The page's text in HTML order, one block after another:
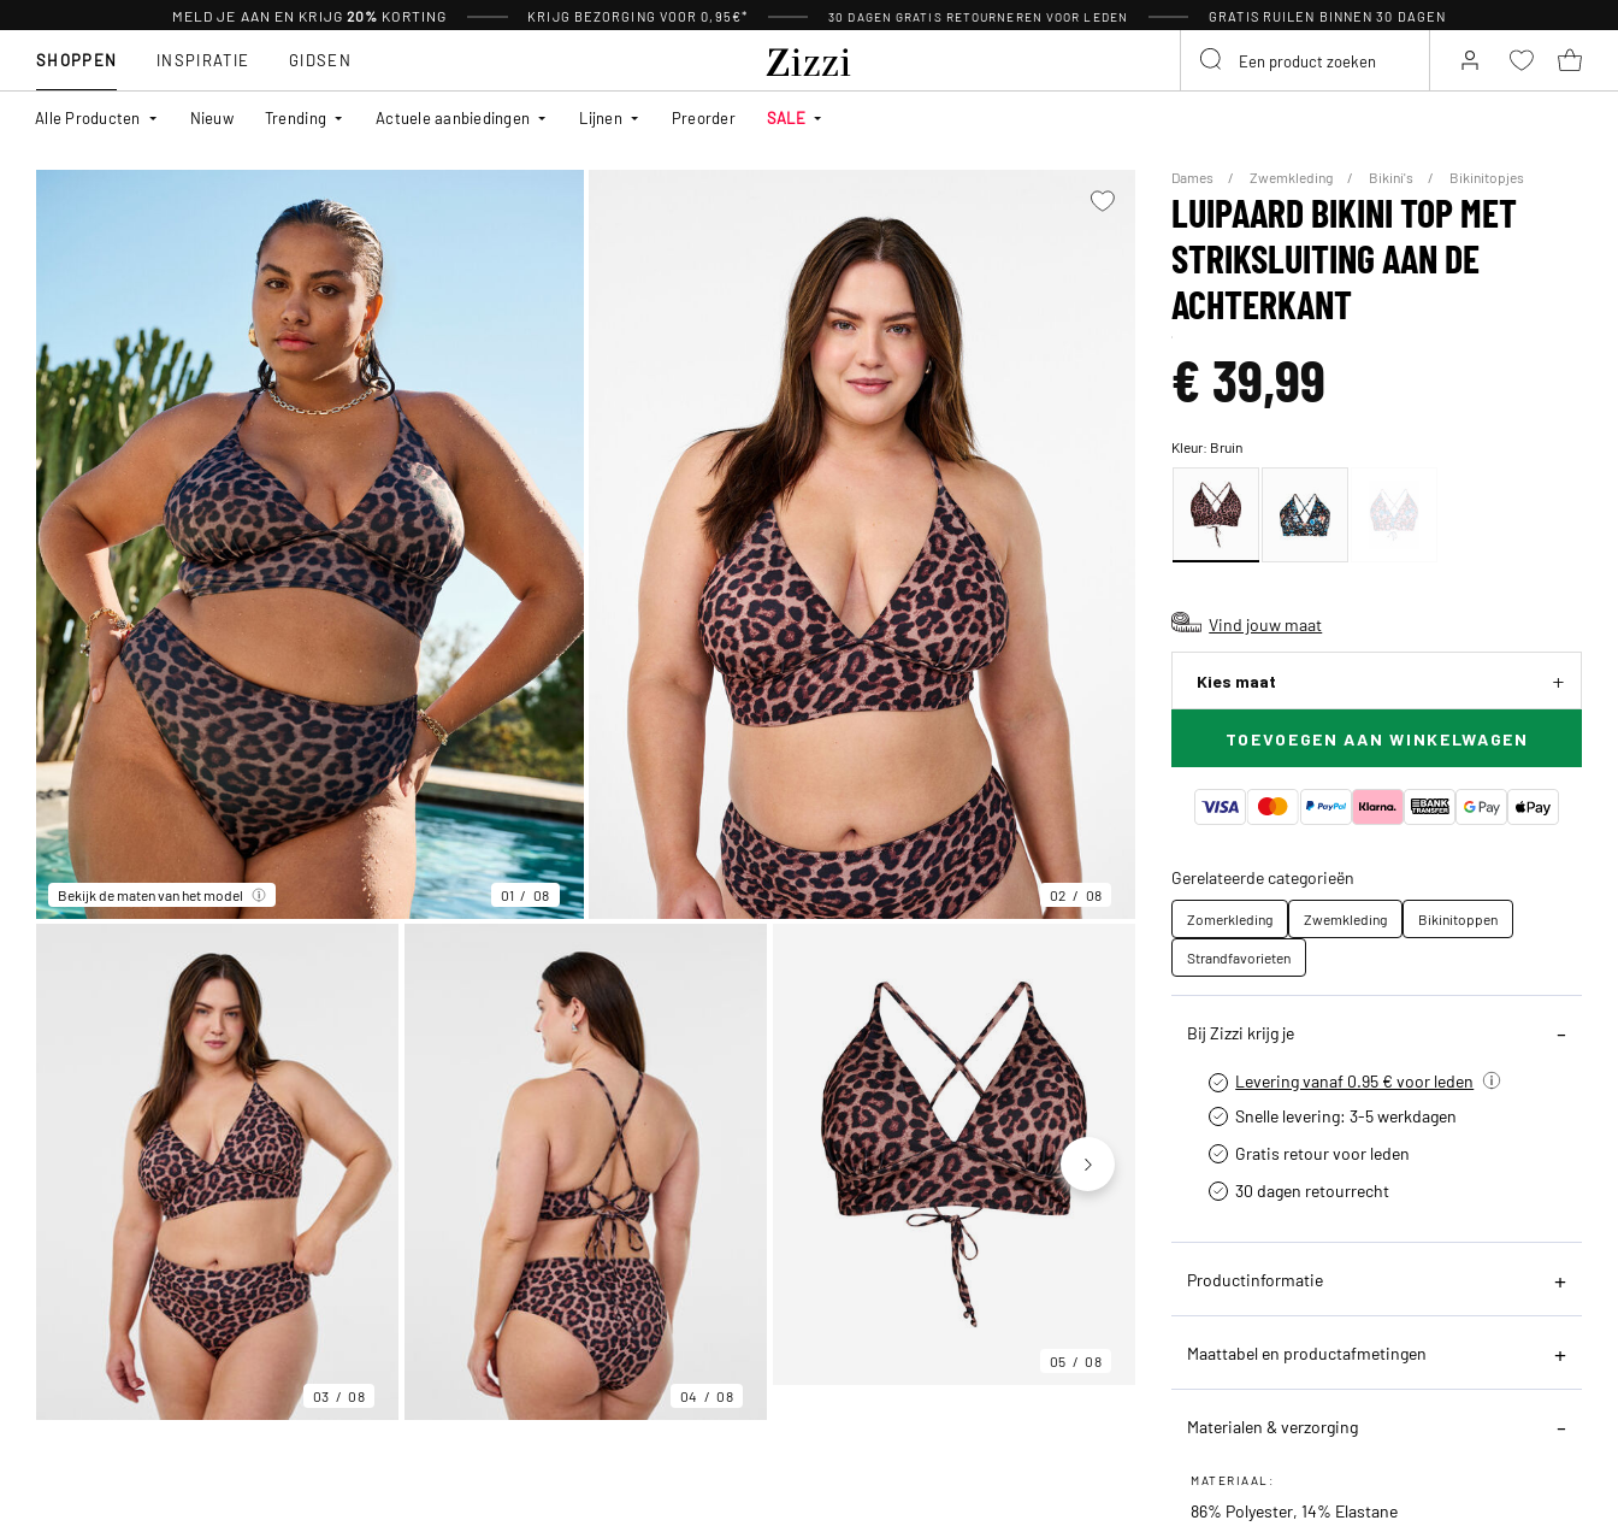
MELD JE AAN EN KRIJG 20% KORTING KRIJG BEZORGING VOOR 0,95€* 30 DAGEN GRATIS RETOURNEREN VOOR LEDEN GRATIS RUILEN BINNEN 30 DAGEN
SHOPPEN
Alle Producten Nieuw Trending Actuele aanbiedingen Lijnen Preorder SALE
INSPIRATIE GIDSEN
Bekijk de maten van het model 01 08 02 08
03 08 04 08
05 08 06
Dames Zwemkleding Bikini's Bikinitopjes
LUIPAARD BIKINI TOP MET
STRIKSLUITING AAN DE
ACHTERKANT
€ 39,99
Kleur: Bruin
Vind jouw maat
Kies maat
TOEVOEGEN AAN WINKELWAGEN
Gerelateerde categorieën
Zomerkleding Zwemkleding
Bikinitoppen
Strandfavorieten
Bij Zizzi krijg je
Levering vanaf 0.95 € voor leden
Snelle levering: 3-5 werkdagen
Gratis retour voor leden
30 dagen retourrecht­
Productinformatie
Maattabel en productafmetingen
Materialen & verzorging
MATERIAAL:
86% Polyester, 14% Elastane